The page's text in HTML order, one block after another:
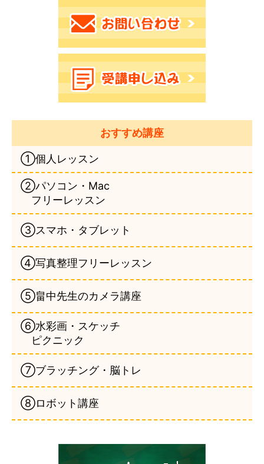
おすすめ講座
①個人レッスン
②パソコン・Mac
フリーレッスン
③スマホ・タブレット
④写真整理フリーレッスン
⑤畠中先生のカメラ講座
⑥水彩画・スケッチ
ピクニック
⑦ブラッチング・脳トレ
⑧ロボット講座